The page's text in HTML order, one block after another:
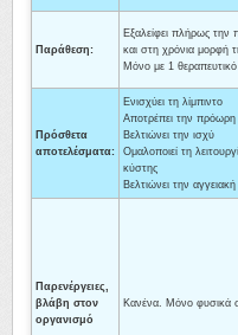
Παράθεση:
Εξαλείφει πλήρως την
και στη χρόνια μορφή
Μόνο με 1 θεραπευτικό
Πρόσθετα
αποτελέσματα:
Ενισχύει τη λίμπιντο
Αποτρέπει την
Βελτιώνει την ισχύ
Ομαλοποιεί τη
κύστης
Βελτιώνει την αγγειακή
Παρενέργειες,
βλάβη στον
οργανισμό
Κανένα. Μόνο φυσικά